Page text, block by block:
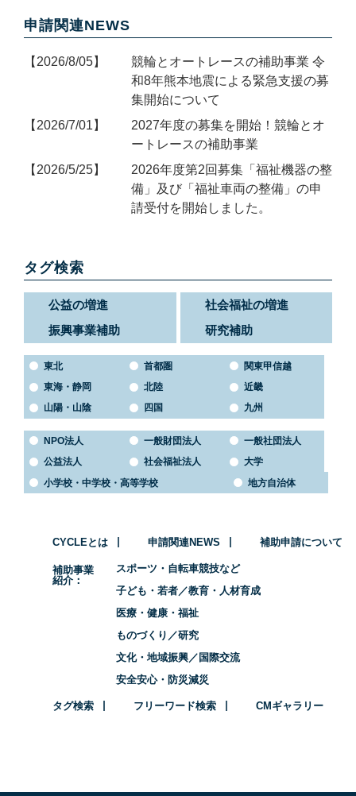
申請関連NEWS
2026/8/05
競輪とオートレースの補助事業 令
和8年熊本地震による緊急支援の募
集開始について
2026/7/01
2027年度の募集を開始！競輪とオ
ートレースの補助事業
2026/5/25
2026年度第2回募集「福祉機器の整
備」及び「福祉車両の整備」の申
請受付を開始しました。
タグ検索
公益の増進
社会福祉の増進
振興事業補助
研究補助
東北 首都圏
関東甲信越
東海・静岡
北陸
近畿
山陽・山陰
四国 九州
NPO法人 一般財団法人
一般社団法人
公益法人
社会福祉法人
大学
小学校・中学校・高等学校
地方自治体
CYCLEとは 申請関連NEWS 補助申請について
補助事業
紹介
スポーツ・自転車競技など
子ども・若者／教育・人材育成
医療・健康・福祉
ものづくり／研究
文化・地域振興／国際交流
安全安心・防災減災
タグ検索 フリーワード検索 CMギャラリー